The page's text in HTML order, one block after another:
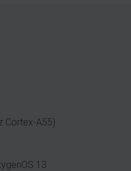
Cortex-A55)
13